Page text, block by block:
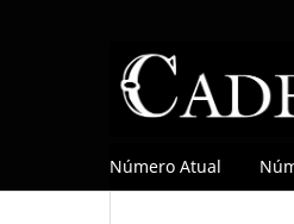
Número Atual